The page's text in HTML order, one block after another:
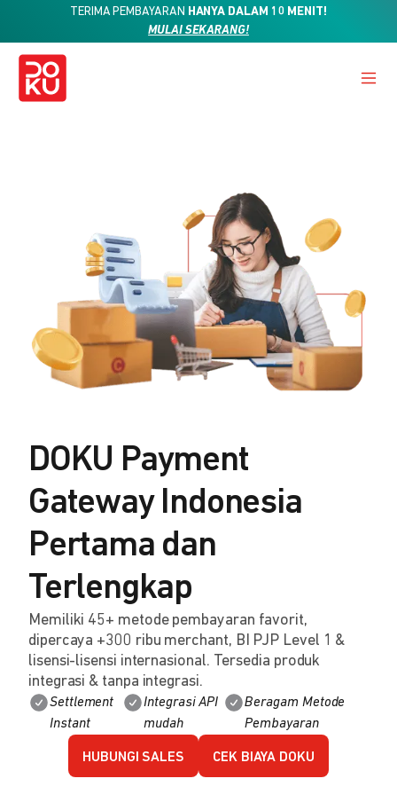
TERIMA PEMBAYARAN HANYA DALAM 10 MENIT!
MULAI SEKARANG!
DOKU Payment
Gateway Indonesia
Pertama dan
Terlengkap
Memiliki 45+ metode pembayaran favorit,
dipercaya +300 ribu merchant, BI PJP Level 1 &
lisensi-lisensi internasional. Tersedia produk
integrasi & tanpa integrasi.
Settlement
Instant
Integrasi API
mudah
Beragam Metode
Pembayaran
HUBUNGI SALES CEK BIAYA DOKU